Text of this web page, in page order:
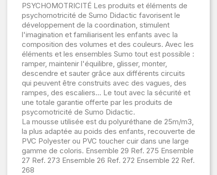
PSYCHOMOTRICITÉ Les produits et éléments de
psychomotricité de Sumo Didactic favorisent le
développement de la coordination, stimulent
l'imagination et familiarisent les enfants avec la
composition des volumes et des couleurs. Avec les
éléments et les ensembles Sumo tout est possible :
ramper, maintenir l'équilibre, glisser, monter,
descendre et sauter grâce aux différents circuits
qui peuvent être construits avec des vagues, des
rampes, des escaliers... Le tout avec la sécurité et
une totale garantie offerte par les produits de
psycomotricité de Sumo Didactic.
La mousse utilisée est du polyuréthane de 25m/m3,
la plus adaptée au poids des enfants, recouverte de
PVC Polyester ou PVC toucher cuir dans une large
gamme de coloris. Ensemble 29 Ref. 275 Ensemble
27 Ref. 273 Ensemble 26 Ref. 272 Ensemble 22 Ref.
268